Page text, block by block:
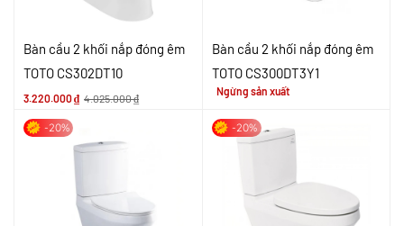
Bàn cầu 2 khối nắp đóng êm
TOTO CS302DT10
3.220.000₫ 4.025.000₫
Bàn cầu 2 khối nắp đóng êm
TOTO CS300DT3Y1
Ngừng sản xuất
-20% -20%